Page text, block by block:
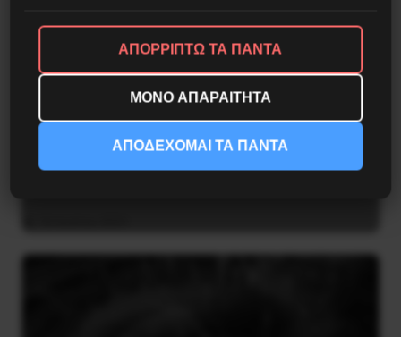
Διδάκτορας μαθηματικών στο Παρίσι ο
ΑΠΟΡΡΙΠΤΩ ΤΑ ΠΑΝΤΑ
ΜΟΝΟ ΑΠΑΡΑΙΤΗΤΑ
ΑΠΟΔΕΧΟΜΑΙ ΤΑ ΠΑΝΤΑ